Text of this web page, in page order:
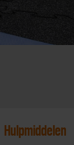
Hulpmiddelen